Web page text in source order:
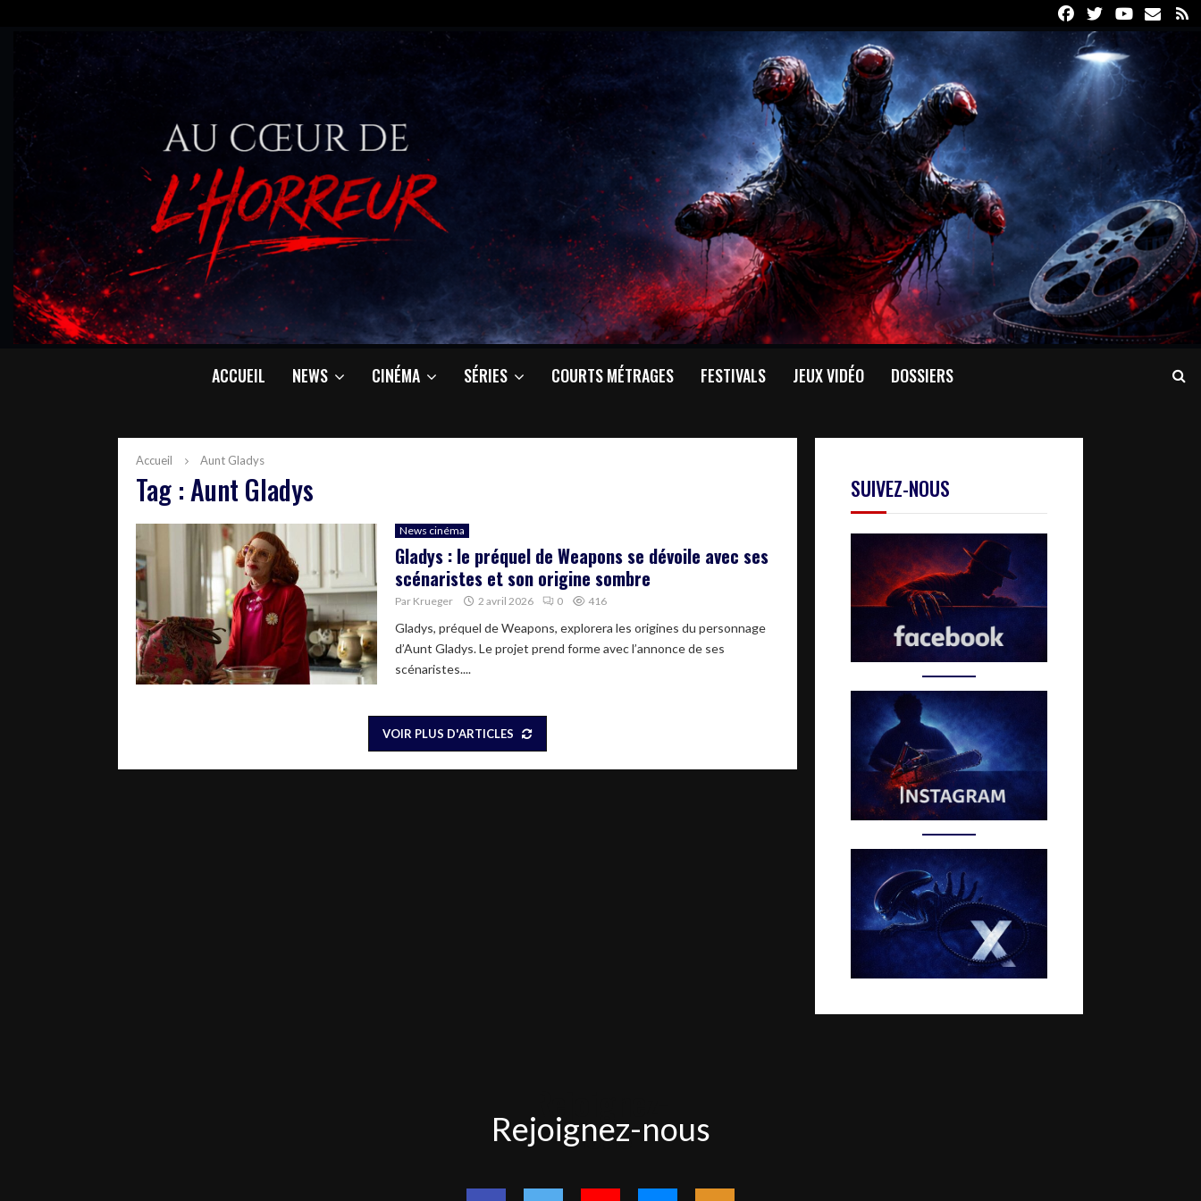
FacebookTwitterYoutube
Email
ACCUEIL NEWS CINÉMA SÉRIES COURTS MÉTRAGES FESTIVALS JEUX VIDÉO DOSSIERS
Accueil Aunt Gladys
Tag : Aunt Gladys
News cinéma
Gladys : le préquel de Weapons se dévoile avec ses
scénaristes et son origine sombre
Par Krueger 2 avril 2026 0 416
Gladys, préquel de Weapons, explorera les origines du personnage
d’Aunt Gladys. Le projet prend forme avec l’annonce de ses
scénaristes....
VOIR PLUS D'ARTICLES
SUIVEZ-NOUS
nous
Rejoignez-nous